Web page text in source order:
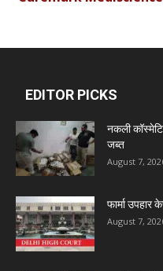
Dava India
Invision Pharma
Marxx Pharma
EDITOR PICKS
नकली
जब्त
August 7,
फार्मा उपहार
August 7,